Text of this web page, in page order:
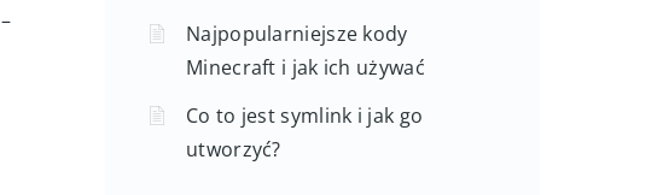
Najpopularniejsze kody
Minecraft i jak ich używać
Co to jest symlink i jak go
utworzyć?